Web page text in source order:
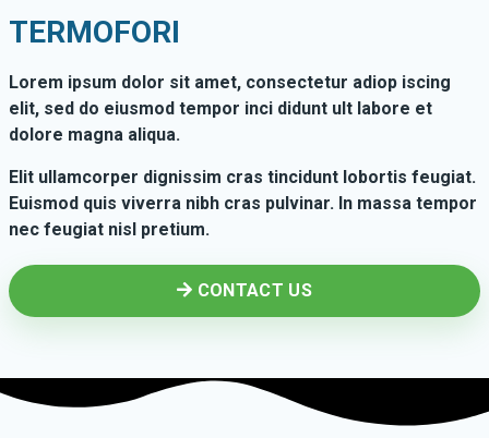
TERMOFORI
Lorem ipsum dolor sit amet, consectetur adiop iscing
elit, sed do eiusmod tempor inci didunt ult labore et
dolore magna aliqua.
Elit ullamcorper dignissim cras tincidunt lobortis feugiat.
Euismod quis viverra nibh cras pulvinar. In massa tempor
nec feugiat nisl pretium.
CONTACT US